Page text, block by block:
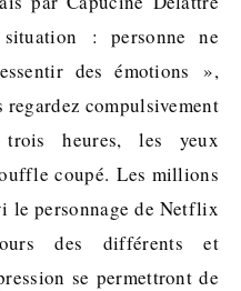
: personne ne
des émotions »,
compulsivement
trois heures, les yeux
coupé. Les millions
le personnage de Netflix
des différents et
se permettront de